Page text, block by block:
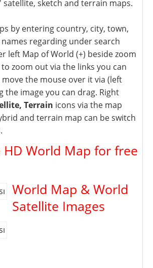
sketch and terrain maps.
by entering country, city, town,
regarding under search
left Map of World (+) beside zoom
zoom out via the links you can
move the mouse over it via (left
the image you can drag. Right
Terrain icons via the map
and terrain map can be switch
HD World Map for free
World Map & World
Satellite Images